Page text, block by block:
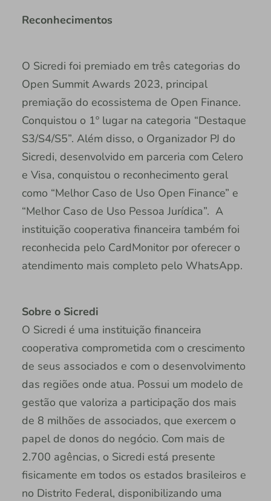
Reconhecimentos
O Sicredi foi premiado em três categorias do
Open Summit Awards 2023, principal
premiação do ecossistema de Open Finance.
Conquistou o 1º lugar na categoria “Destaque
S3/S4/S5”. Além disso, o Organizador PJ do
Sicredi, desenvolvido em parceria com Celero
e Visa, conquistou o reconhecimento geral
como “Melhor Caso de Uso Open Finance” e
“Melhor Caso de Uso Pessoa Jurídica”. A
instituição cooperativa financeira também foi
reconhecida pelo CardMonitor por oferecer o
atendimento mais completo pelo WhatsApp.
Sobre o Sicredi
O Sicredi é uma instituição financeira
cooperativa comprometida com o crescimento
de seus associados e com o desenvolvimento
das regiões onde atua. Possui um modelo de
gestão que valoriza a participação dos mais
de 8 milhões de associados, que exercem o
papel de donos do negócio. Com mais de
2.700 agências, o Sicredi está presente
fisicamente em todos os estados brasileiros e
no Distrito Federal, disponibilizando uma